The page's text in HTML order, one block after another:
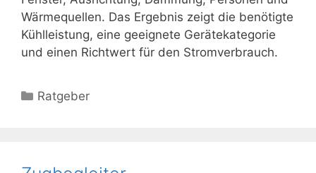
Wärmequellen. Das Ergebnis zeigt die benötigte
Kühlleistung, eine geeignete Gerätekategorie
und einen Richtwert für den Stromverbrauch.
Kategorien
Ratgeber